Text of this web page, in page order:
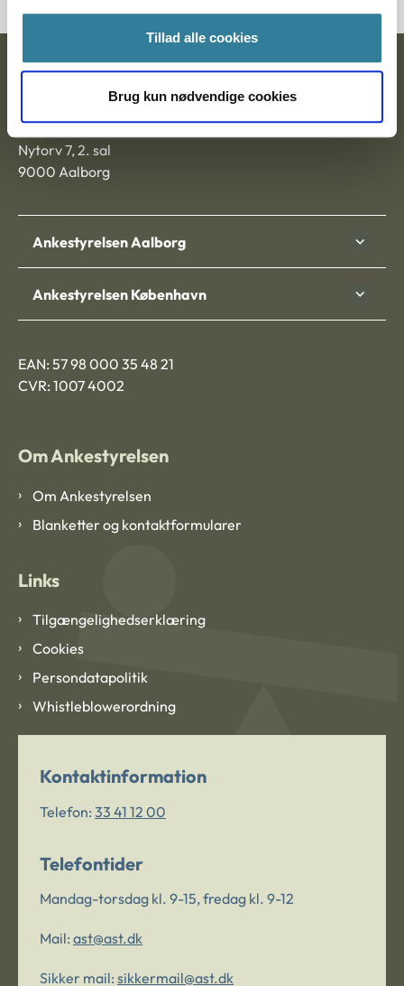
Tillad alle cookies
Brug kun nødvendige cookies
Ankestyrelsen
Nytorv 7, 2. sal
9000 Aalborg
Ankestyrelsen Aalborg
Ankestyrelsen København
EAN: 57 98 000 35 48 21
CVR: 1007 4002
Om Ankestyrelsen
Om Ankestyrelsen
Blanketter og kontaktformularer
Links
Tilgængelighedserklæring
Cookies
Persondatapolitik
Whistleblowerordning
Kontaktinformation
Telefon: 33 41 12 00
Telefontider
Mandag-torsdag kl. 9-15, fredag kl. 9-12
Mail: ast@ast.dk
Sikker mail: sikkermail@ast.dk